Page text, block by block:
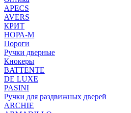
APECS
AVERS
КРИТ
НОРА-М
Пороги
Ручки дверные
Кнокеры
BATTENTE
DE LUXE
PASINI
Ручки для раздвижных дверей
ARCHIE